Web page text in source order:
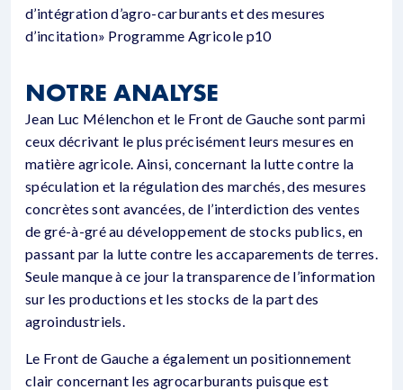
d’intégration d’agro-carburants et des mesures
d’incitation» Programme Agricole p10
NOTRE ANALYSE
Jean Luc Mélenchon et le Front de Gauche sont parmi
ceux décrivant le plus précisément leurs mesures en
matière agricole. Ainsi, concernant la lutte contre la
spéculation et la régulation des marchés, des mesures
concrètes sont avancées, de l’interdiction des ventes
de gré-à-gré au développement de stocks publics, en
passant par la lutte contre les accaparements de terres.
Seule manque à ce jour la transparence de l’information
sur les productions et les stocks de la part des
agroindustriels.
Le Front de Gauche a également un positionnement
clair concernant les agrocarburants puisque est